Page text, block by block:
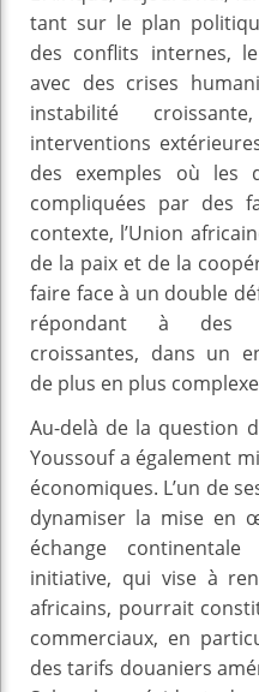
tant sur le plan
des conflits internes,
avec des crises
instabilité
interventions
des exemples où les
compliquées par des
contexte, l’Union
de la paix et de la
faire face à un double
répondant à des
croissantes, dans un
de plus en plus
Au-delà de la question
Youssouf a également
économiques. L’un de
dynamiser la mise en
échange continentale
initiative, qui vise à
africains, pourrait
commerciaux, en
des tarifs douaniers